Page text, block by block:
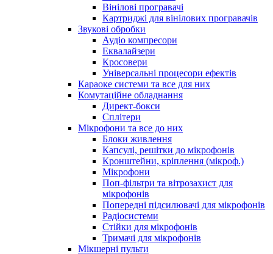
Вінілові програвачі
Картриджі для вінілових програвачів
Звукові обробки
Аудіо компресори
Еквалайзери
Кросовери
Універсальні процесори ефектів
Караоке системи та все для них
Комутаційне обладнання
Директ-бокси
Сплітери
Мікрофони та все до них
Блоки живлення
Капсулі, решітки до мікрофонів
Кронштейни, кріплення (мікроф.)
Мікрофони
Поп-фільтри та вітрозахист для
мікрофонів
Попередні підсилювачі для мікрофонів
Радіосистеми
Стійки для мікрофонів
Тримачі для мікрофонів
Мікшерні пульти